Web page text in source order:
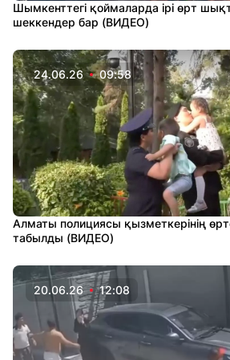
Шымкенттегі қоймаларда ірі өрт
шеккендер бар (ВИДЕО)
24.06.26 09:58
Алматы полициясы қызметкерінің
табылды (ВИДЕО)
20.06.26 12:08